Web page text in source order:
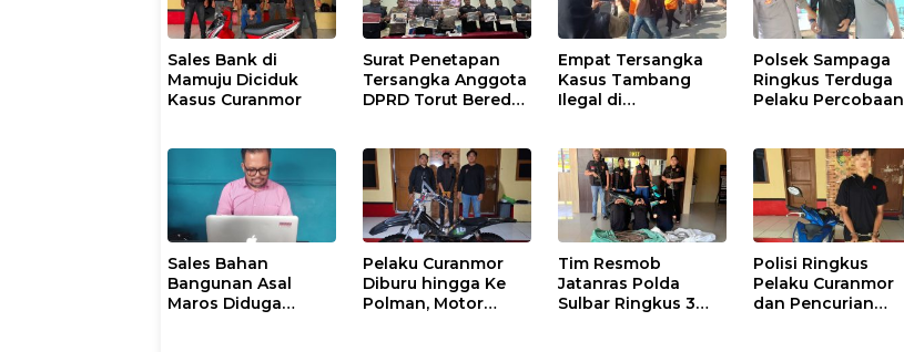
Sales Bank di
Mamuju Diciduk
Kasus Curanmor
Surat Penetapan
Tersangka Anggota
DPRD Torut Beredar,
Berstatus Saksi
Empat Tersangka
Kasus Tambang
Ilegal di
Ditahan Polresta
Mamuju
Polsek Sampaga
Ringkus Terduga
Pelaku Percobaan
Sales Bahan
Bangunan Asal
Maros Diduga
Pelaku Curanmor
Diburu hingga Ke
Polman, Motor
Tim Resmob
Jatanras Polda
Sulbar Ringkus 3
Polisi Ringkus
Pelaku Curanmor
dan Pencurian